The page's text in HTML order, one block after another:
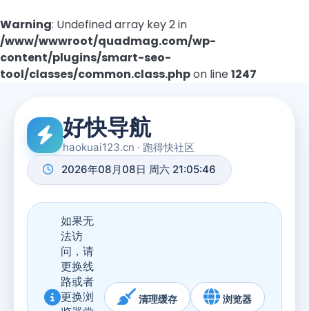
Warning: Undefined array key 2 in
/www/wwwroot/quadmag.com/wp-
content/plugins/smart-seo-
tool/classes/common.class.phpon line1247